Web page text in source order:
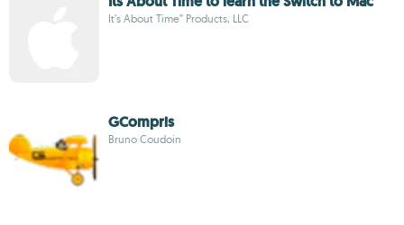
It’s About Time” Products, LLC
GCompris
Bruno Coudoin